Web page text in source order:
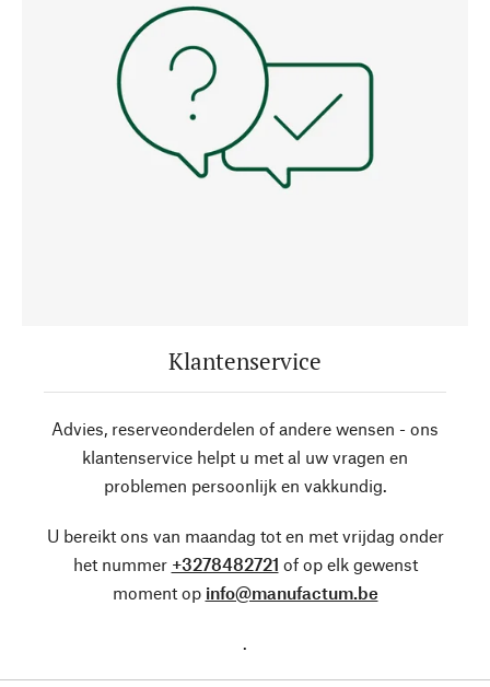
Klantenservice
Advies, reserveonderdelen of andere wensen - ons
klantenservice helpt u met al uw vragen en
problemen persoonlijk en vakkundig.
U bereikt ons van maandag tot en met vrijdag onder
het nummer +3278482721 of op elk gewenst
moment op info@manufactum.be
.